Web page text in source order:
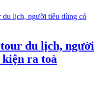
du lịch, người
ra toà